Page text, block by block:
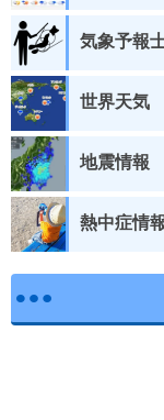
気象予報
世界天気
地震情報
熱中症情